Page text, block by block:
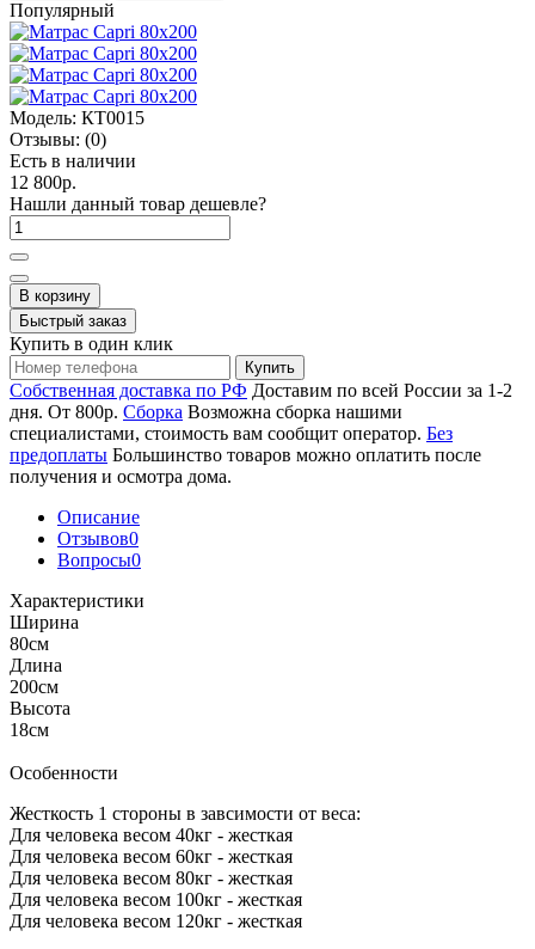
Популярный
Модель: КТ0015
Отзывы: (0)
Есть в наличии
12 800р.
Нашли данный товар дешевле?
В корзину
Быстрый заказ
Купить в один клик
Купить
Собственная доставка по РФ Доставим по всей России за 1-2
дня. От 800р. Сборка Возможна сборка нашими
специалистами, стоимость вам сообщит оператор. Без
предоплаты Большинство товаров можно оплатить после
получения и осмотра дома.
Описание
Отзывов0
Вопросы0
Характеристики
Ширина
80см
Длина
200см
Высота
18см
Особенности
Жесткость 1 стороны в завсимости от веса:
Для человека весом 40кг - жесткая
Для человека весом 60кг - жесткая
Для человека весом 80кг - жесткая
Для человека весом 100кг - жесткая
Для человека весом 120кг - жесткая